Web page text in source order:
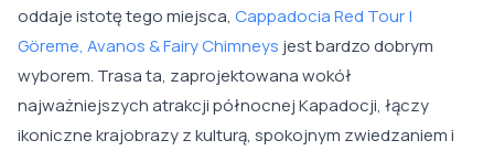
oddaje istotę tego miejsca, Cappadocia Red Tour |
Göreme, Avanos & Fairy Chimneys jest bardzo dobrym
wyborem. Trasa ta, zaprojektowana wokół
najważniejszych atrakcji północnej Kapadocji, łączy
ikoniczne krajobrazy z kulturą, spokojnym zwiedzaniem i